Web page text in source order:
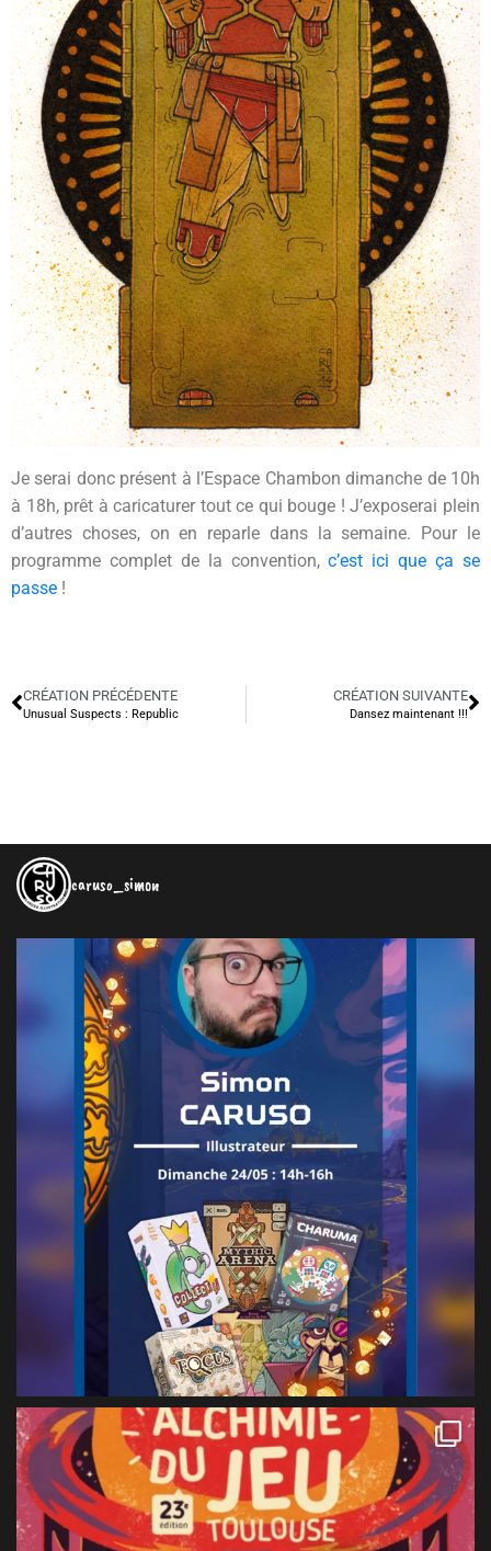
Je serai donc présent à l’Espace Chambon dimanche de 10h
à 18h, prêt à caricaturer tout ce qui bouge ! J’exposerai plein
d’autres choses, on en reparle dans la semaine. Pour le
programme complet de la convention,c’est ici que ça se
passe !
CRÉATION PRÉCÉDENTE
Unusual Suspects : Republic
CRÉATION SUIVANTE
Dansez maintenant !!!
caruso_simon